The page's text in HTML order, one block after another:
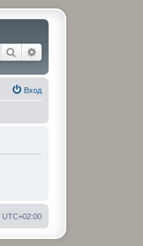
Поиск
Вход
UTC+02:00